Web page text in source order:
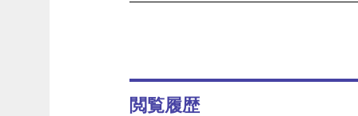
閲覧履歴